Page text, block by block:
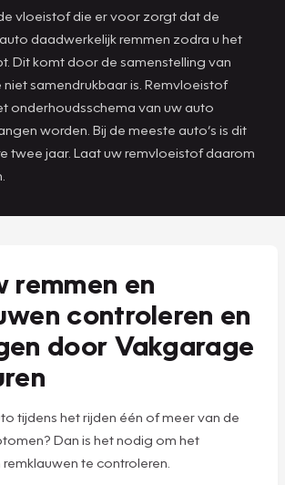
vloeistof die er voor zorgt dat de
daadwerkelijk remmen zodra u het
Dit komt door de samenstelling van
samendrukbaar is. Remvloeistof
onderhoudsschema van uw auto
worden. Bij de meeste auto’s is dit
twee jaar. Laat uw remvloeistof daarom
remmen en
controleren en
door Vakgarage
tijdens het rijden één of meer van de
Dan is het nodig om het
te controleren.